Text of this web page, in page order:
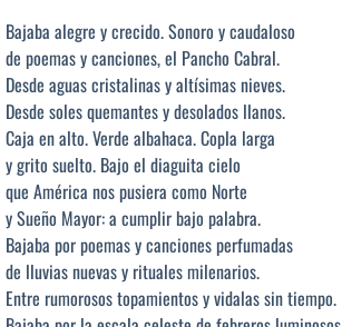
Bajaba alegre y crecido. Sonoro y caudaloso
de poemas y canciones, el Pancho Cabral.
Desde aguas cristalinas y altísimas nieves.
Desde soles quemantes y desolados llanos.
Caja en alto. Verde albahaca. Copla larga
y grito suelto. Bajo el diaguita cielo
que América nos pusiera como Norte
y Sueño Mayor: a cumplir bajo palabra.
Bajaba por poemas y canciones perfumadas
de lluvias nuevas y rituales milenarios.
Entre rumorosos topamientos y vidalas sin tiempo.